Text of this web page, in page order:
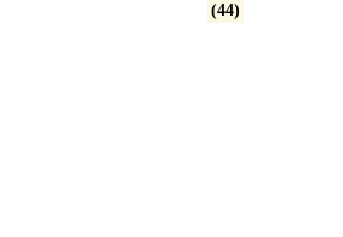
(44)